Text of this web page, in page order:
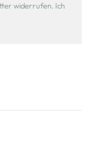
widerrufen. Ich